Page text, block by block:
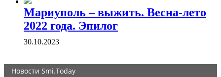
Мариуполь – выжить. Весна-лето
2022 года. Эпилог
30.10.2023